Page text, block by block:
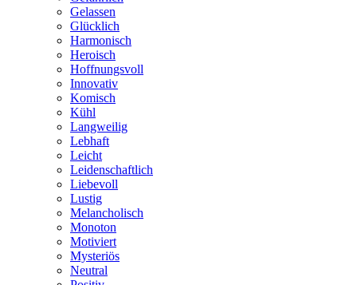
Gelassen
Glücklich
Harmonisch
Heroisch
Hoffnungsvoll
Innovativ
Komisch
Kühl
Langweilig
Lebhaft
Leicht
Leidenschaftlich
Liebevoll
Lustig
Melancholisch
Monoton
Motiviert
Mysteriös
Neutral